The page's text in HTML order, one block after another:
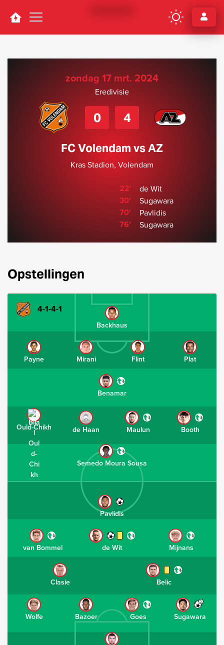
Navigation
zondag 17 mrt. 2024
Eredivisie
0 4
FC Volendam vs AZ
Kras Stadion, Volendam
22' de Wit
30' Sugawara
70' Pavlidis
76' Sugawara
Opstellingen
4-1-4-1
Backhaus
Payne Mirani Flint Plat
Benamar
Ould-Chikh de Haan Maulun Booth
Semedo Moura Sousa
2
Sugawara
Goes
Bazoer
Wolfe
Belic
Clasie
Mijnans
de Wit
van Bommel
Pavlidis